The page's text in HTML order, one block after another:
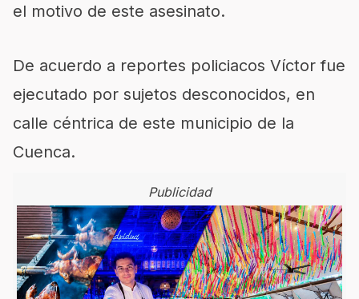
el motivo de este asesinato.
De acuerdo a reportes policiacos Víctor fue
ejecutado por sujetos desconocidos, en
calle céntrica de este municipio de la
Cuenca.
Publicidad